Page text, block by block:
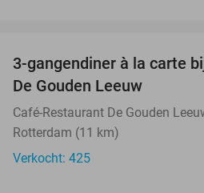
3-gangendiner à la carte
De Gouden Leeuw
Café-Restaurant De Gouden
Rotterdam (11 km)
Verkocht: 425